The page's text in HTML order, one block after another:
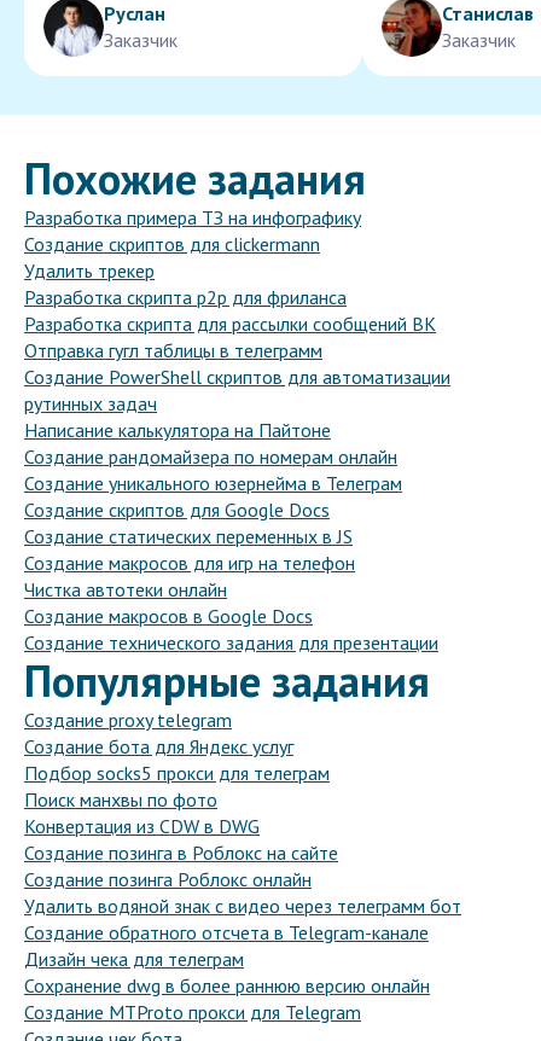
Руслан
Заказчик
Станислав
Заказчик
Похожие задания
Разработка примера ТЗ на инфографику
Создание скриптов для clickermann
Удалить трекер
Разработка скрипта p2p для фриланса
Разработка скрипта для рассылки сообщений ВК
Отправка гугл таблицы в телеграмм
Создание PowerShell скриптов для автоматизации
рутинных задач
Написание калькулятора на Пайтоне
Создание рандомайзера по номерам онлайн
Создание уникального юзернейма в Телеграм
Создание скриптов для Google Docs
Создание статических переменных в JS
Создание макросов для игр на телефон
Чистка автотеки онлайн
Создание макросов в Google Docs
Создание технического задания для презентации
Популярные задания
Создание proxy telegram
Создание бота для Яндекс услуг
Подбор socks5 прокси для телеграм
Поиск манхвы по фото
Конвертация из CDW в DWG
Создание позинга в Роблокс на сайте
Создание позинга Роблокс онлайн
Удалить водяной знак с видео через телеграмм бот
Создание обратного отсчета в Telegram-канале
Дизайн чека для телеграм
Сохранение dwg в более раннюю версию онлайн
Создание MTProto прокси для Telegram